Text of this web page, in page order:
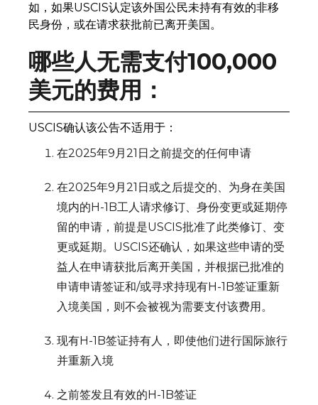
如，如果USCIS认定该外国公民未持有有效的非移
民身份，或在请求获批前已离开美国。
哪些人无需支付100,000
美元的费用：
USCIS确认该公告不适用于：
在2025年9月21日之前提交的任何申请
在2025年9月21日或之后提交的、为身在美国
境内的H-1B工人请求修订、身份变更或延期停
留的申请，前提是USCIS批准了此类修订、变
更或延期。USCIS还确认，如果这些申请的受
益人在申请获批后离开美国，并根据已批准的
申请申请签证和/或寻求持现有H-1B签证重新
入境美国，则不会被视为需要支付该费用。
现有H-1B签证持有人，即使他们进行国际旅行
并重新入境
之前签发且有效的H-1B签证